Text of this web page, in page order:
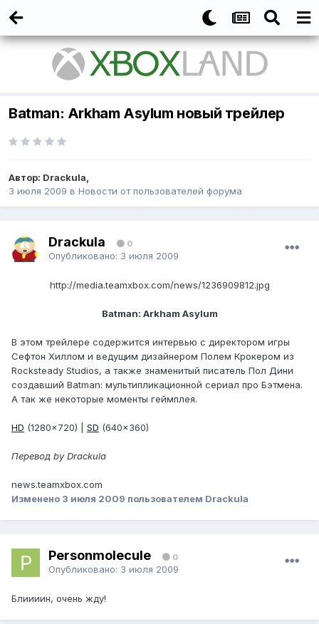
Batman: Arkham Asylum новый трейлер
Автор: Drackula,
3 июля 2009 в Новости от пользователей форума
Drackula 0
Опубликовано: 3 июля 2009
http://media.teamxbox.com/news/1236909812.jpg
Batman: Arkham Asylum
В этом трейлере содержится интервью с директором игры
Сефтон Хиллом и ведущим дизайнером Полем Крокером из
Rocksteady Studios, а также знаменитый писатель Пол Дини
создавший Batman: мультипликационной сериал про Бэтмена.
А так же некоторые моменты геймплея.
HD (1280x720) | SD (640x360)
Перевод by Drackula
news.teamxbox.com
Изменено 3 июля 2009 пользователем Drackula
Personmolecule 0
Опубликовано: 3 июля 2009
Блиииин, очень жду!